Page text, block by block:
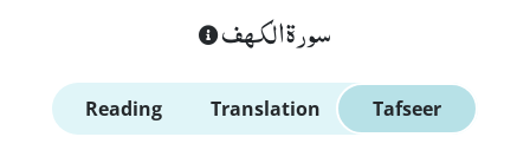
سورة الكهف
Reading Translation Tafseer